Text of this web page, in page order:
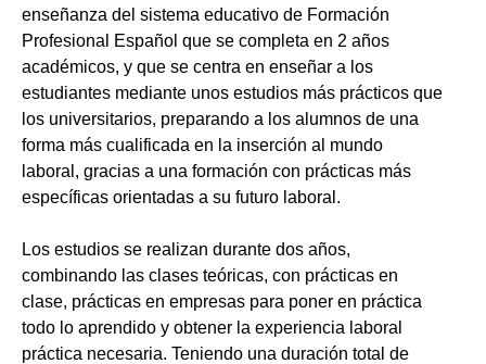
enseñanza del sistema educativo de Formación
Profesional Español que se completa en 2 años
académicos, y que se centra en enseñar a los
estudiantes mediante unos estudios más prácticos que
los universitarios, preparando a los alumnos de una
forma más cualificada en la inserción al mundo
laboral, gracias a una formación con prácticas más
específicas orientadas a su futuro laboral.
Los estudios se realizan durante dos años,
combinando las clases teóricas, con prácticas en
clase, prácticas en empresas para poner en práctica
todo lo aprendido y obtener la experiencia laboral
práctica necesaria. Teniendo una duración total de